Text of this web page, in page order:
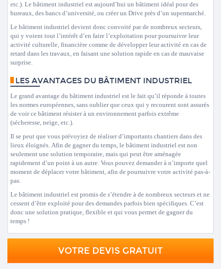
etc.). Le bâtiment industriel est aujourd’hui un bâtiment idéal pour des
bureaux, des bancs d’université, ou créer un Drive près d’un supermarché.
Le bâtiment industriel devient donc convoité par de nombreux secteurs,
qui y voient tout l’intérêt d’en faire l’exploitation pour poursuivre leur
activité culturelle, financière comme de développer leur activité en cas de
retard dans les travaux, en faisant une solution rapide en cas de mauvaise
surprise.
LES AVANTAGES DU BÂTIMENT INDUSTRIEL
Le grand avantage du bâtiment industriel est le fait qu’il réponde à toutes
les normes européennes, sans oublier que ceux qui y recourent sont assurés
de voir ce bâtiment résister à un environnement parfois extrême
(sécheresse, neige, etc.).
Il se peut que vous prévoyiez de réaliser d’importants chantiers dans des
lieux éloignés. Afin de gagner du temps, le bâtiment industriel est non
seulement une solution temporaire, mais qui peut être aménagée
rapidement d’un point à un autre. Vous pouvez demander à n’importe quel
moment de déplacer votre bâtiment, afin de poursuivre votre activité pas-à-
pas.
Le bâtiment industriel est promis de s’étendre à de nombreux secteurs et ne
cessent d’être exploité pour des demandes parfois bien spécifiques. C’est
donc une solution pratique, flexible et qui vous permet de gagner du
temps !
VOTRE DEVIS GRATUIT